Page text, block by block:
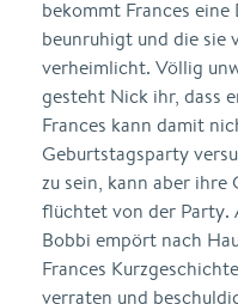
bekommt Frances
beunruhigt und die
verheimlicht. Völlig
gesteht Nick ihr, dass
Frances kann damit
Geburtstagsparty
zu sein, kann aber
flüchtet von der Party.
Bobbi empört nach
Frances
verraten und